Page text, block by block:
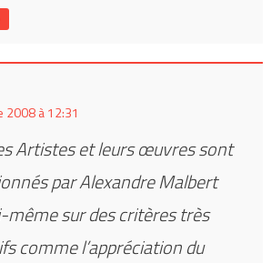
2008 à 12:31
Artistes et leurs œuvres sont
par Alexandre Malbert
même sur des critères très
comme l’appréciation du